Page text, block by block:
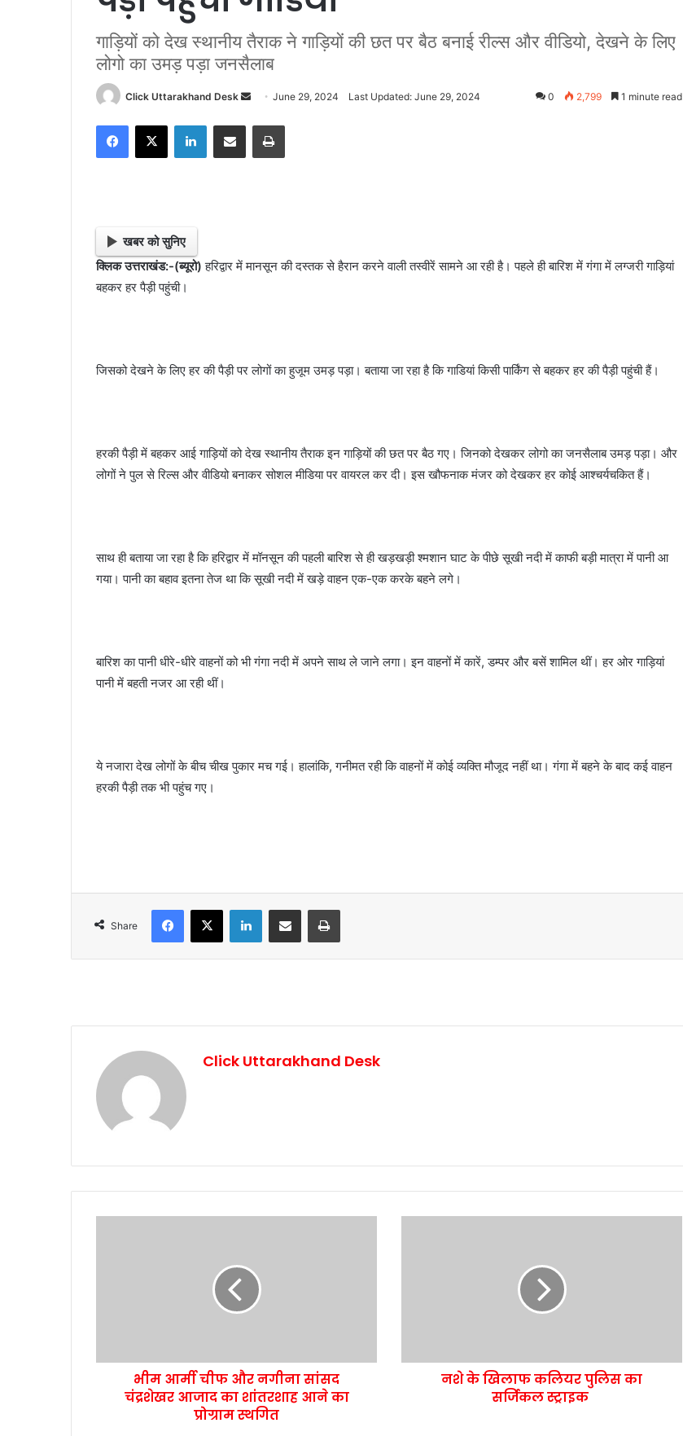
गाड़ियों को देख स्थानीय तैराक ने गाड़ियों की छत पर बैठ बनाई रील्स और वीडियो, देखने के लिए
लोगो का उमड़ पड़ा जनसैलाब
Click Uttarakhand Desk
d
i
June 29, 2024 Last Updated: June 29, 2024 0 2,799 1 minute read
खबर को सुनिए
क्लिक उत्तराखंड:-(ब्यूरो)हरिद्वार में मानसून की दस्तक से हैरान करने वाली तस्वीरें सामने आ रही है। पहले ही बारिश में गंगा में लग्जरी गाड़ियां
बहकर हर पैड़ी पहुंची।
जिसको देखने के लिए हर की पैड़ी पर लोगों का हुजूम उमड़ पड़ा। बताया जा रहा है कि गाडियां किसी पार्किंग से बहकर हर की पैड़ी पहुंची हैं।
हरकी पैड़ी में बहकर आई गाड़ियों को देख स्थानीय तैराक इन गाड़ियों की छत पर बैठ गए। जिनको देखकर लोगो का जनसैलाब उमड़ पड़ा। और
लोगों ने पुल से रिल्स और वीडियो बनाकर सोशल मीडिया पर वायरल कर दी। इस खौफनाक मंजर को देखकर हर कोई आश्चर्यचकित हैं।
साथ ही बताया जा रहा है कि हरिद्वार में मॉनसून की पहली बारिश से ही खड़खड़ी श्मशान घाट के पीछे सूखी नदी में काफी बड़ी मात्रा में पानी आ
गया। पानी का बहाव इतना तेज था कि सूखी नदी में खड़े वाहन एक-एक करके बहने लगे।
बारिश का पानी धीरे-धीरे वाहनों को भी गंगा नदी में अपने साथ ले जाने लगा। इन वाहनों में कारें, डम्पर और बसें शामिल थीं। हर ओर गाड़ियां
पानी में बहती नजर आ रही थीं।
ये नजारा देख लोगों के बीच चीख पुकार मच गई। हालांकि, गनीमत रही कि वाहनों में कोई व्यक्ति मौजूद नहीं था। गंगा में बहने के बाद कई वाहन
हरकी पैड़ी तक भी पहुंच गए।
Share
Click Uttarakhand Desk
भीम आर्मी चीफ और नगीना सांसद
चंद्रशेखर आजाद का शांतरशाह आने का
प्रोग्राम स्थगित
नशे के खिलाफ कलियर पुलिस का
सर्जिकल स्ट्राइक